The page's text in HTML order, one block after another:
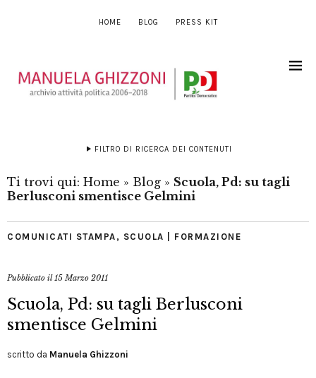
HOME BLOG PRESS KIT
FILTRO DI RICERCA DEI CONTENUTI
Ti trovi qui: Home » Blog » Scuola, Pd: su tagli
Berlusconi smentisce Gelmini
COMUNICATI STAMPA , SCUOLA | FORMAZIONE
Pubblicato il15 Marzo 2011
Scuola, Pd: su tagli Berlusconi
smentisce Gelmini
scritto da Manuela Ghizzoni